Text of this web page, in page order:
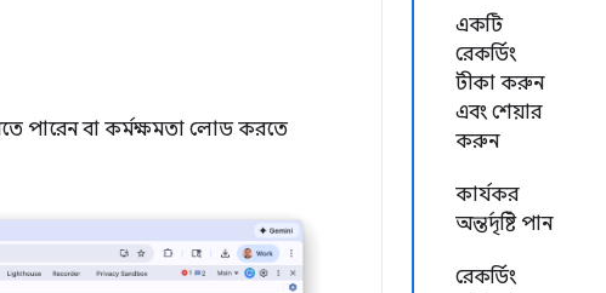
একটি
রেকর্ডিং
টীকা করুন
এবং শেয়ার
করুন
কার্যকর
অন্তর্দৃষ্টি পান
রেকর্ডিং
পারেন বা কর্মক্ষমতা লোড করতে